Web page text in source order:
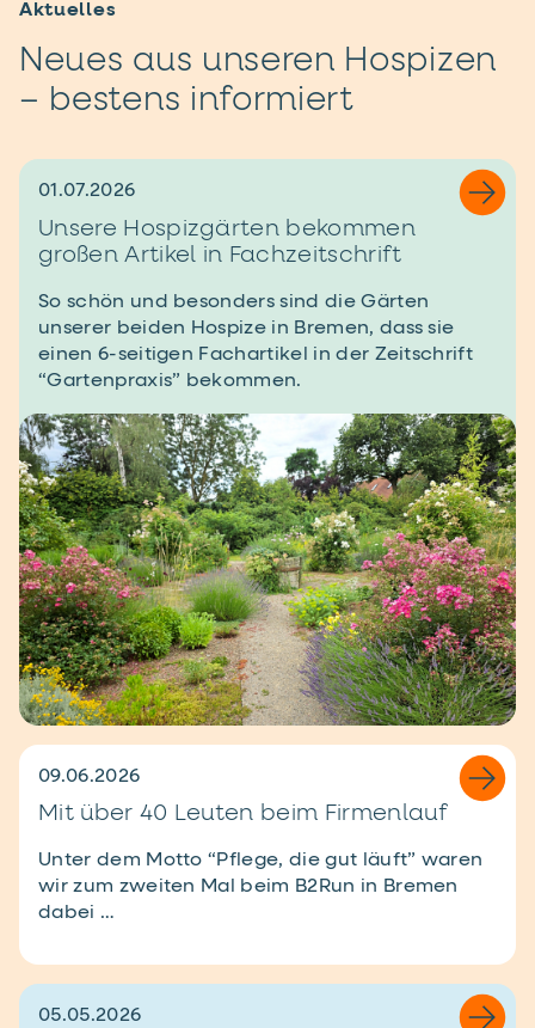
Aktuelles
Neues aus unseren Hospizen
– bestens informiert
01.07.2026
Unsere Hospizgärten bekommen
großen Artikel in Fachzeitschrift
So schön und besonders sind die Gärten
unserer beiden Hospize in Bremen, dass sie
einen 6-seitigen Fachartikel in der Zeitschrift
“Gartenpraxis” bekommen.
09.06.2026
Mit über 40 Leuten beim Firmenlauf
Unter dem Motto “Pflege, die gut läuft” waren
wir zum zweiten Mal beim B2Run in Bremen
dabei …
05.05.2026